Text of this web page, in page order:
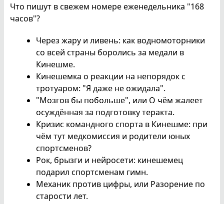
Что пишут в свежем номере еженедельника "168
часов"?
Через жару и ливень: как водномоторники
со всей страны боролись за медали в
Кинешме.
Кинешемка о реакции на непорядок с
тротуаром: "Я даже не ожидала".
"Мозгов бы побольше", или О чём жалеет
осуждённая за подготовку теракта.
Кризис командного спорта в Кинешме: при
чём тут медкомиссия и родители юных
спортсменов?
Рок, брызги и нейросети: кинешемец
подарил спортсменам гимн.
Механик против цифры, или Разорение по
старости лет.